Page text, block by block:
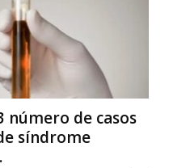
número de casos
síndrome